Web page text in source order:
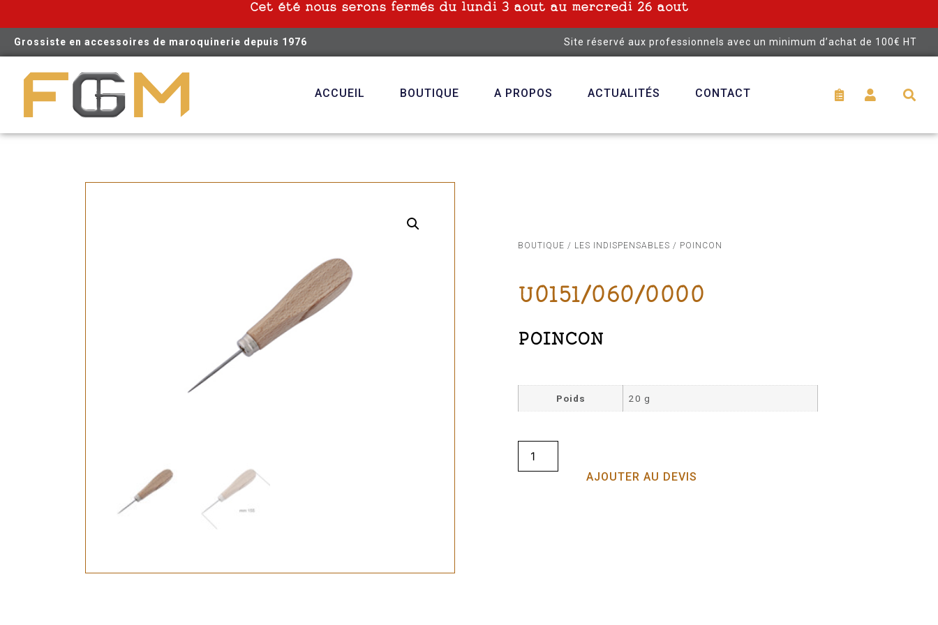
Cet été nous serons fermés du lundi 3 aout au mercredi 26 aout
Grossiste en accessoires de maroquinerie depuis 1976 Site réservé aux professionnels avec un minimum d’achat de 100€ HT
ACCUEIL BOUTIQUE A PROPOS ACTUALITÉS CONTACT
BOUTIQUE / LES INDISPENSABLES / POINCON
U0151/060/0000
POINCON
Poids 20 g
AJOUTER AU DEVIS